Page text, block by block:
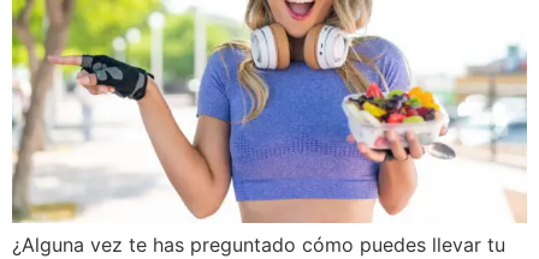
¿Alguna vez te has preguntado cómo puedes llevar tu